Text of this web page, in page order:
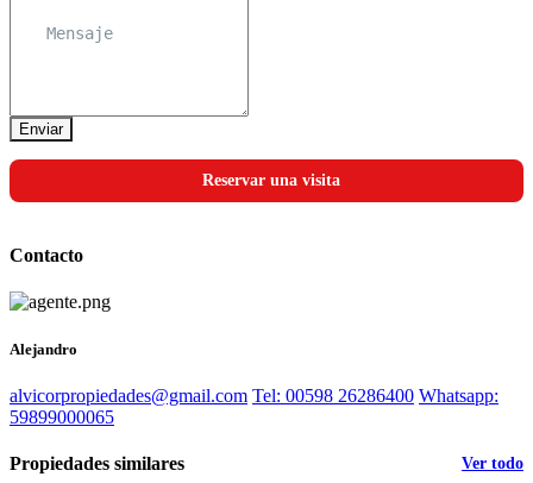
Enviar
Reservar una visita
Contacto
Alejandro
alvicorpropiedades@gmail.com Tel: 00598 26286400 Whatsapp:
59899000065
Propiedades similares Ver todo